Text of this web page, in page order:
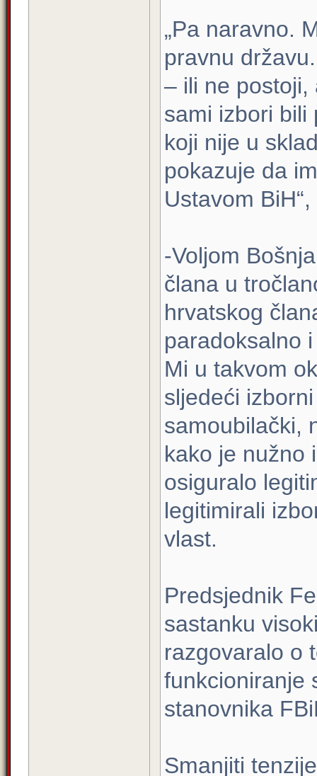
„Pa naravno.
pravnu
– ili ne postoji,
sami izbori bili
koji nije u
pokazuje da
Ustavom
-Voljom
člana u
hrvatskog
paradoksalno
Mi u takvom
sljedeći
samoubilački,
kako je nužno
osiguralo
legitimirali
vlast.
Predsjednik
sastanku
razgovaralo o
funkcioniranje
stanovnika
Smanjiti tenzije